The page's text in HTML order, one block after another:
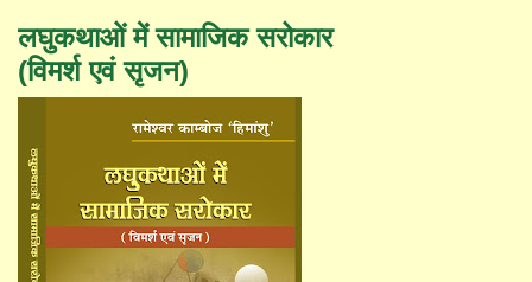
लघुकथाओं में सामाजिक सरोकार
(विमर्श एवं सृजन)